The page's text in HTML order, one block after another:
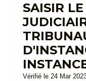
SAISIR
Vérifié le 24 Mar